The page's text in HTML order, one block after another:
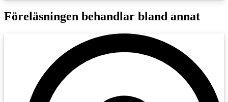
Föreläsningen behandlar bland annat